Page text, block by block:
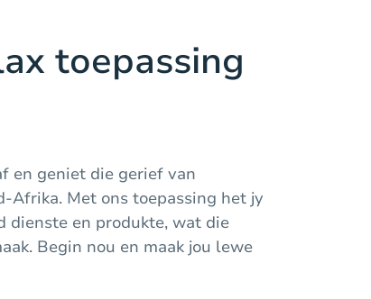
toepassing
en geniet die gerief van
Afrika. Met ons toepassing het jy
dienste en produkte, wat die
Begin nou en maak jou lewe